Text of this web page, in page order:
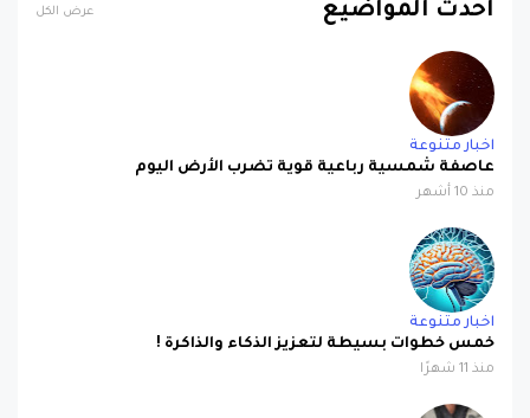
احدث المواضيع عرض الكل
اخبار متنوعة
عاصفة شمسية رباعية قوية تضرب الأرض اليوم
منذ 10 أشهر
اخبار متنوعة
خمس خطوات بسيطة لتعزيز الذكاء والذاكرة !
منذ 11 شهرًا